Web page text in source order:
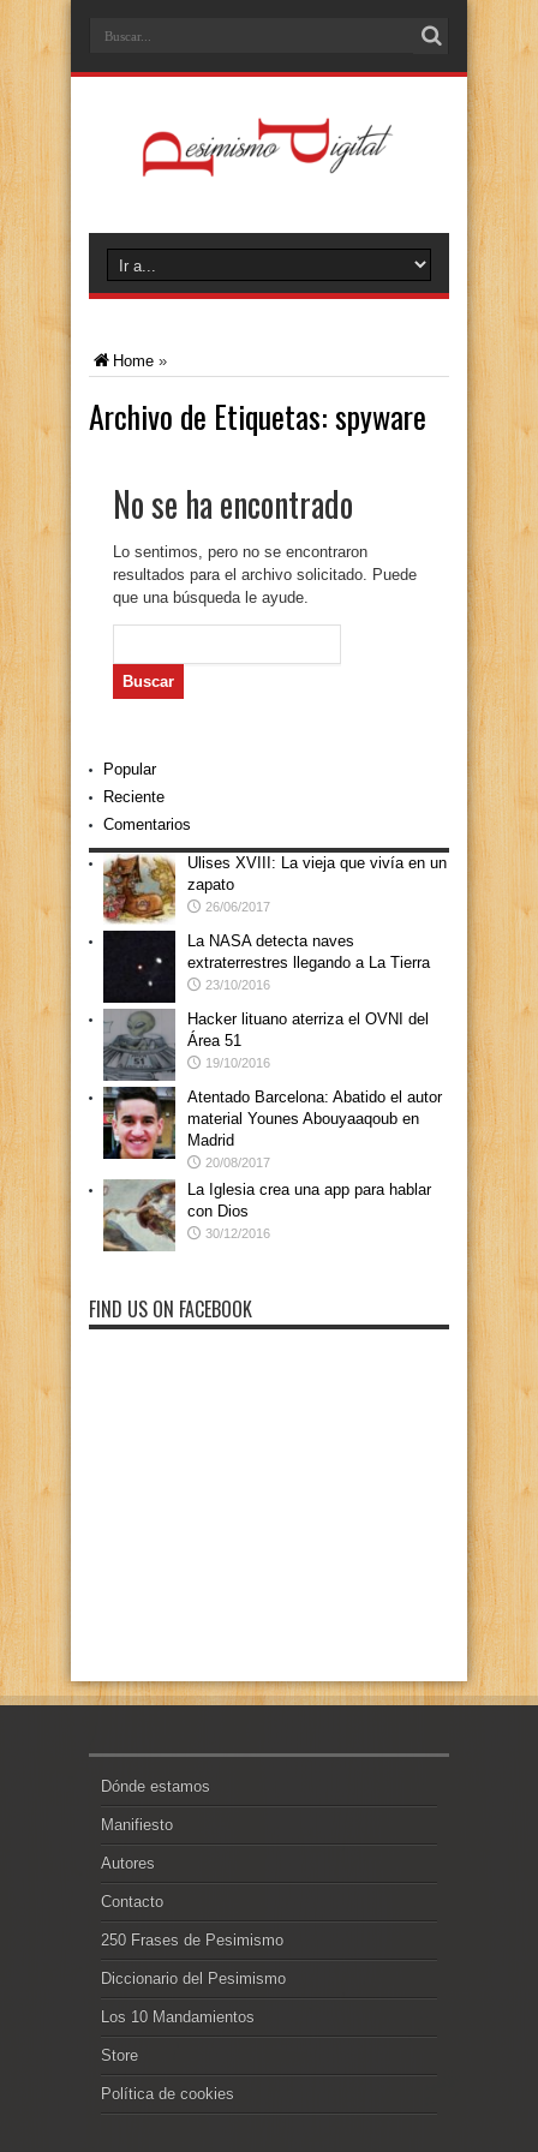
Home »
Archivo de Etiquetas:spyware
No se ha encontrado
Lo sentimos, pero no se encontraron
resultados para el archivo solicitado. Puede
que una búsqueda le ayude.
Popular
Reciente
Comentarios
Ulises XVIII: La vieja que vivía en un
zapato
26/06/2017
La NASA detecta naves
extraterrestres llegando a La Tierra
23/10/2016
Hacker lituano aterriza el OVNI del
Área 51
19/10/2016
Atentado Barcelona: Abatido el autor
material Younes Abouyaaqoub en
Madrid
20/08/2017
La Iglesia crea una app para hablar
con Dios
30/12/2016
FIND US ON FACEBOOK
Dónde estamos
Manifiesto
Autores
Contacto
250 Frases de Pesimismo
Diccionario del Pesimismo
Los 10 Mandamientos
Store
Política de cookies